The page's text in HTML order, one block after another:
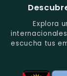
Música
Del
Recuerdo
En
Quito.
Explora
escucha tus